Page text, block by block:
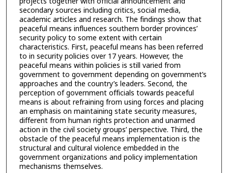
secondary sources including critics, social media,
academic articles and research. The findings show that
peaceful means influences southern border provinces’
security policy to some extent with certain
characteristics. First, peaceful means has been referred
to in security policies over 17 years. However, the
peaceful means within policies is still varied from
government to government depending on government’s
approaches and the country’s leaders. Second, the
perception of government officials towards peaceful
means is about refraining from using forces and placing
an emphasis on maintaining state security measures,
different from human rights protection and unarmed
action in the civil society groups’ perspective. Third, the
obstacle of the peaceful means implementation is the
structural and cultural violence embedded in the
government organizations and policy implementation
mechanisms themselves.